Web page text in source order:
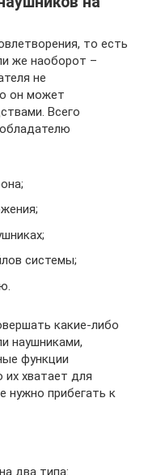
то есть
же наоборот –
не
он может
Всего
системы;
какие-либо
наушниками,
функции
хватает для
нужно прибегать к
два типа: